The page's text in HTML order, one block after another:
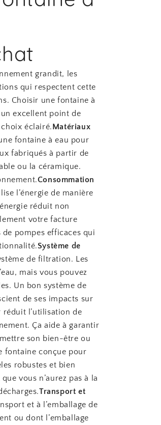
grandit, les
qui respectent cette
Choisir une fontaine à
excellent point de
éclairé.Matériaux
fontaine à eau pour
fabriqués à partir de
ou la céramique.
Consommation
l’énergie de manière
réduit non
votre facture
de pompes efficaces qui
Système de
de filtration. Les
mais vous pouvez
Un bon système de
de ses impacts sur
l’utilisation de
Ça aide à garantir
son bien-être ou
fontaine conçue pour
robustes et bien
vous n’aurez pas à la
Transport et
et à l’emballage de
ou dont l’emballage